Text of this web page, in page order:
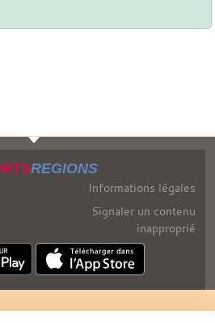
REGIONS
Informations légales
Signaler un contenu
inapproprié